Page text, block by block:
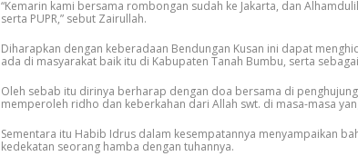
“Kemarin kami bersama rombongan sudah ke Jakarta, dan
serta PUPR,” sebut Zairullah.
Diharapkan dengan keberadaan Bendungan Kusan ini dapat
ada di masyarakat baik itu di Kabupaten Tanah Bumbu, serta
Oleh sebab itu dirinya berharap dengan doa bersama di
memperoleh ridho dan keberkahan dari Allah swt. di masa-masa
Sementara itu Habib Idrus dalam kesempatannya menyampaikan
kedekatan seorang hamba dengan tuhannya.